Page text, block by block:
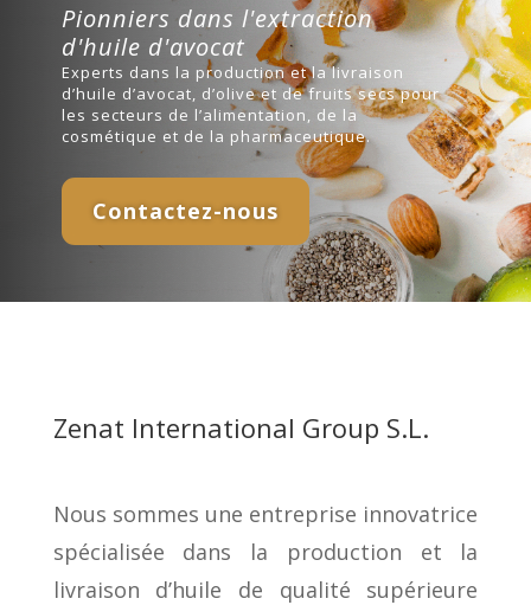
Pionniers dans l'extraction
d'huile d'avocat
Experts dans la production et la livraison
d’huile d’avocat, d’olive et de fruits secs pour
les secteurs de l’alimentation, de la
cosmétique et de la pharmaceutique.
Contactez-nous
Zenat International Group S.L.
Nous sommes une entreprise innovatrice
spécialisée dans la production et la
livraison d’huile de qualité supérieure